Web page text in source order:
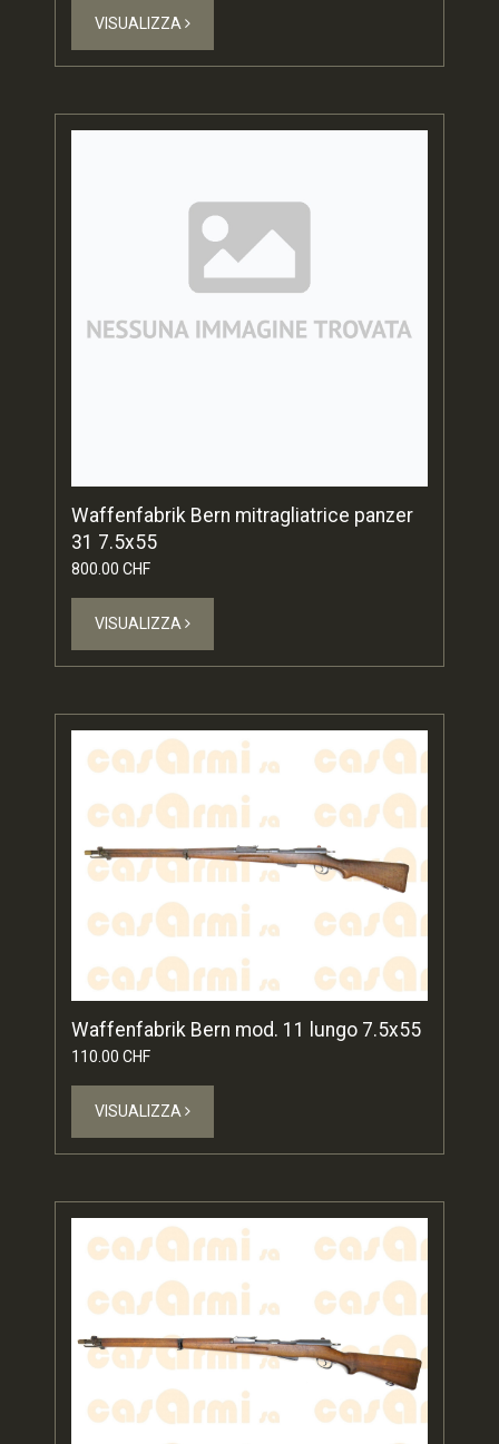
VISUALIZZA
Waffenfabrik Bern mitragliatrice panzer
31 7.5x55
800.00 CHF
VISUALIZZA
Waffenfabrik Bern mod. 11 lungo 7.5x55
110.00 CHF
VISUALIZZA